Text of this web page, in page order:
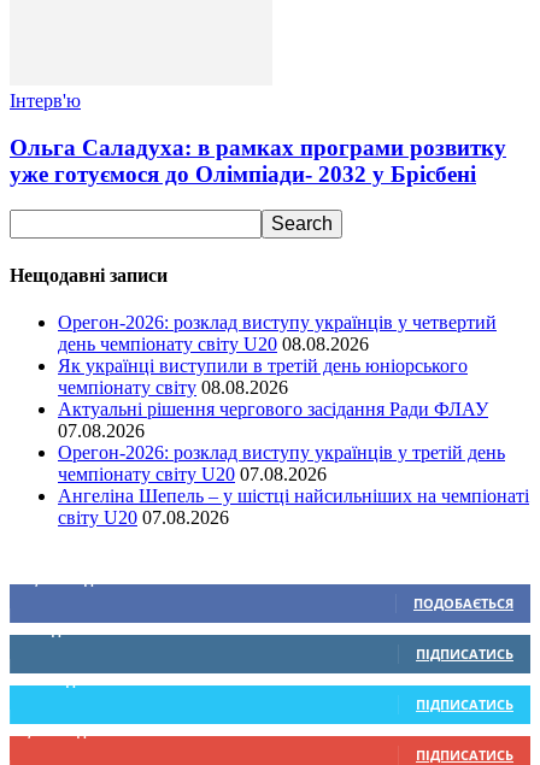
Інтерв'ю
Ольга Саладуха: в рамках програми розвитку
уже готуємося до Олімпіади- 2032 у Брісбені
Нещодавні записи
Орегон-2026: розклад виступу українців у четвертий
день чемпіонату світу U20 08.08.2026
Як українці виступили в третій день юніорського
чемпіонату світу 08.08.2026
Актуальні рішення чергового засідання Ради ФЛАУ
07.08.2026
Орегон-2026: розклад виступу українців у третій день
чемпіонату світу U20 07.08.2026
Ангеліна Шепель – у шістці найсильніших на чемпіонаті
світу U20 07.08.2026
ПОДОБАЄТЬСЯ
0 Підписників
ПІДПИСАТИСЬ
234 Підписників
ПІДПИСАТИСЬ
9,370 Підписників
ПІДПИСАТИСЬ